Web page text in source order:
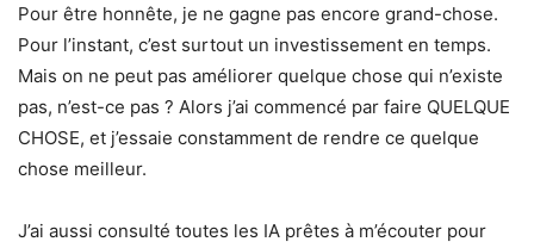
Pour être honnête, je ne gagne pas encore grand-chose.
Pour l’instant, c’est surtout un investissement en temps.
Mais on ne peut pas améliorer quelque chose qui n’existe
pas, n’est-ce pas ? Alors j’ai commencé par faire QUELQUE
CHOSE, et j’essaie constamment de rendre ce quelque
chose meilleur.
J’ai aussi consulté toutes les IA prêtes à m’écouter pour